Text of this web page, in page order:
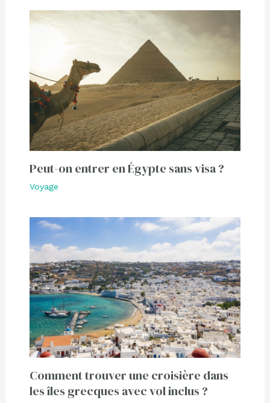
Peut-on entrer en Égypte sans visa ?
Voyage
Comment trouver une croisière dans
les îles grecques avec vol inclus ?